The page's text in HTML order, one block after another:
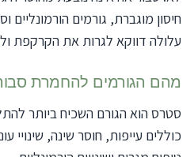
חיסון מוגברת, גורמים
עלולה דווקא לגרות את הקרקפת
מהם הגורמים להחמרת
סטרס הוא הגורם השכיח ביותר
כוללים עייפות, חוסר שינה, שינויי